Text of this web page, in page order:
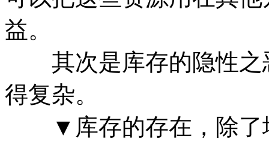
益。
其次是库存的隐性之
得复杂。
▼库存的存在，除了增